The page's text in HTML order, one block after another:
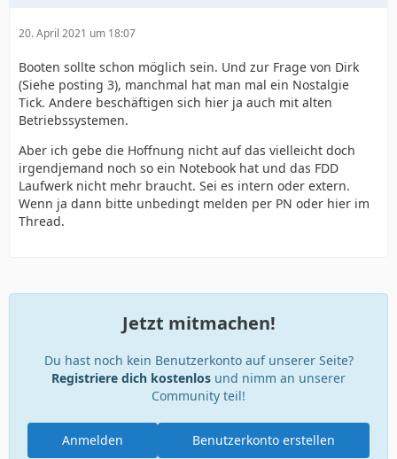
20. April 2021 um 18:07
Booten sollte schon möglich sein. Und zur Frage von Dirk
(Siehe posting 3), manchmal hat man mal ein Nostalgie
Tick. Andere beschäftigen sich hier ja auch mit alten
Betriebssystemen.
Aber ich gebe die Hoffnung nicht auf das vielleicht doch
irgendjemand noch so ein Notebook hat und das FDD
Laufwerk nicht mehr braucht. Sei es intern oder extern.
Wenn ja dann bitte unbedingt melden per PN oder hier im
Thread.
Jetzt mitmachen!
Du hast noch kein Benutzerkonto auf unserer Seite?
Registriere dich kostenlos und nimm an unserer
Community teil!
Benutzerkonto erstellen
Anmelden